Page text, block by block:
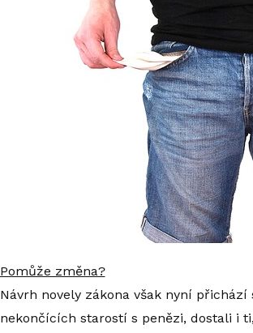
Pomůže změna?
Návrh novely zákona však nyní
nekončících starostí s penězi, dostali i